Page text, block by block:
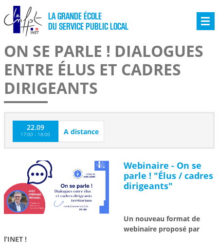
LA GRANDE ÉCOLE
DU SERVICE PUBLIC LOCAL
ON SE PARLE ! DIALOGUES
ENTRE ÉLUS ET CADRES
DIRIGEANTS
22.09
17:00 - 18:00 A distance
Webinaire - On se
parle ! "Élus / cadres
dirigeants"
Un nouveau format de
webinaire proposé par
l’INET !